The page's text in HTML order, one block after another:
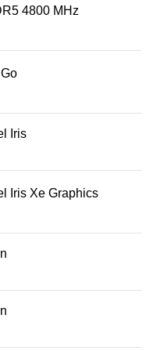
4800 MHz
Iris
Iris Xe Graphics